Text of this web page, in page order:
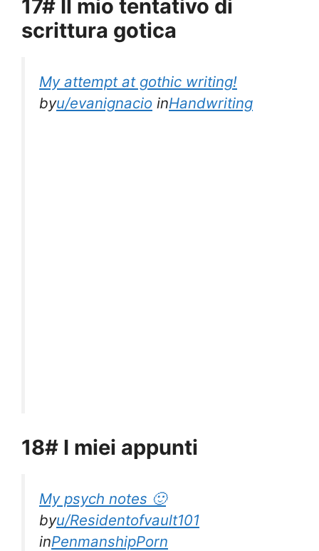
17# Il mio tentativo di
scrittura gotica
My attempt at gothic writing!
byu/evanignacio inHandwriting
18# I miei appunti
My psych notes 🙂
byu/Residentofvault101
inPenmanshipPorn